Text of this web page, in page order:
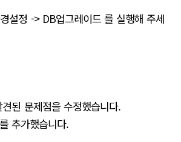
설정 -> DB업그레이드 를 실행해 주세
된 문제점을 수정했습니다.
추가했습니다.